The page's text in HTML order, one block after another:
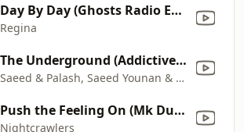
Day By Day (Ghosts Radio Edit)
Regina
The Underground (Addictive Trip Mix)
Saeed & Palash, Saeed Younan & Celeda
Push the Feeling On (Mk Dub Revisited Edit)
Nightcrawlers